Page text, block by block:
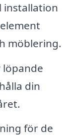
installation
möblering.
löpande
din
för de